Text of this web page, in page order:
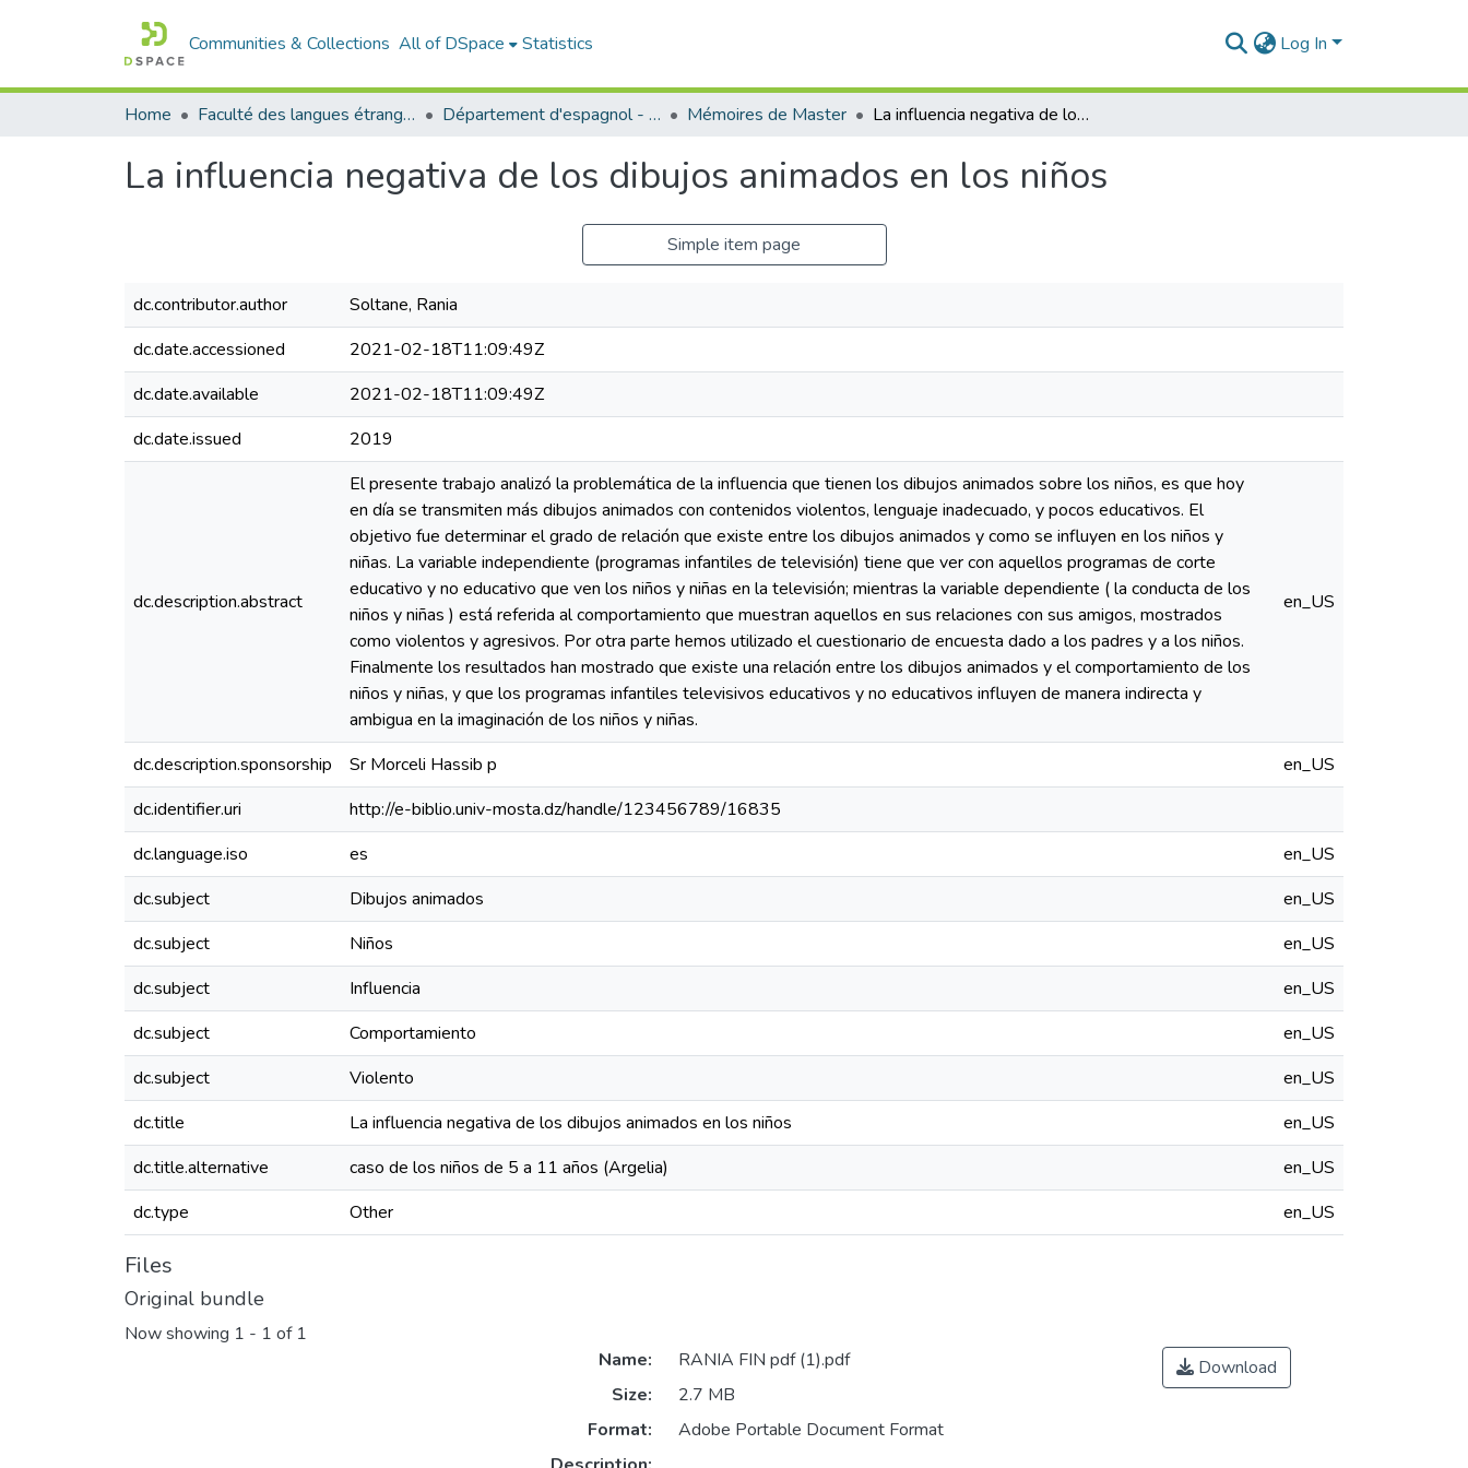
Communities & Collections All of DSpace Statistics Log In
Home Faculté des langues étrangères Département d'espagnol - قسم اللفة الإسبانية Mémoires de Master La influencia negativa de los dibujos animados en los niños
La influencia negativa de los dibujos animados en los niños
Simple item page
dc.contributor.author
Soltane, Rania
dc.date.accessioned
2021-02-18T11:09:49Z
dc.date.available
2021-02-18T11:09:49Z
dc.date.issued
2019
dc.description.abstract
El presente trabajo analizó la problemática de la influencia que tienen los dibujos animados sobre los niños, es que hoy
en día se transmiten más dibujos animados con contenidos violentos, lenguaje inadecuado, y pocos educativos. El
objetivo fue determinar el grado de relación que existe entre los dibujos animados y como se influyen en los niños y
niñas. La variable independiente (programas infantiles de televisión) tiene que ver con aquellos programas de corte
educativo y no educativo que ven los niños y niñas en la televisión; mientras la variable dependiente ( la conducta de los
niños y niñas ) está referida al comportamiento que muestran aquellos en sus relaciones con sus amigos, mostrados
como violentos y agresivos. Por otra parte hemos utilizado el cuestionario de encuesta dado a los padres y a los niños.
Finalmente los resultados han mostrado que existe una relación entre los dibujos animados y el comportamiento de los
niños y niñas, y que los programas infantiles televisivos educativos y no educativos influyen de manera indirecta y
ambigua en la imaginación de los niños y niñas.
en_US
dc.description.sponsorship Sr Morceli Hassib p
en_US
dc.identifier.uri
http://e-biblio.univ-mosta.dz/handle/123456789/16835
dc.language.iso
es
en_US
dc.subject
Dibujos animados
en_US
dc.subject
Niños
en_US
dc.subject
Influencia
en_US
dc.subject
Comportamiento
en_US
dc.subject
Violento
en_US
dc.title
La influencia negativa de los dibujos animados en los niños
en_US
dc.title.alternative
caso de los niños de 5 a 11 años (Argelia)
en_US
dc.type
Other en_US
Files
Original bundle
Now showing 1 - 1 of 1
Name:
RANIA FIN pdf (1).pdf
Size:
2.7 MB
Format:
Adobe Portable Document Format
Download